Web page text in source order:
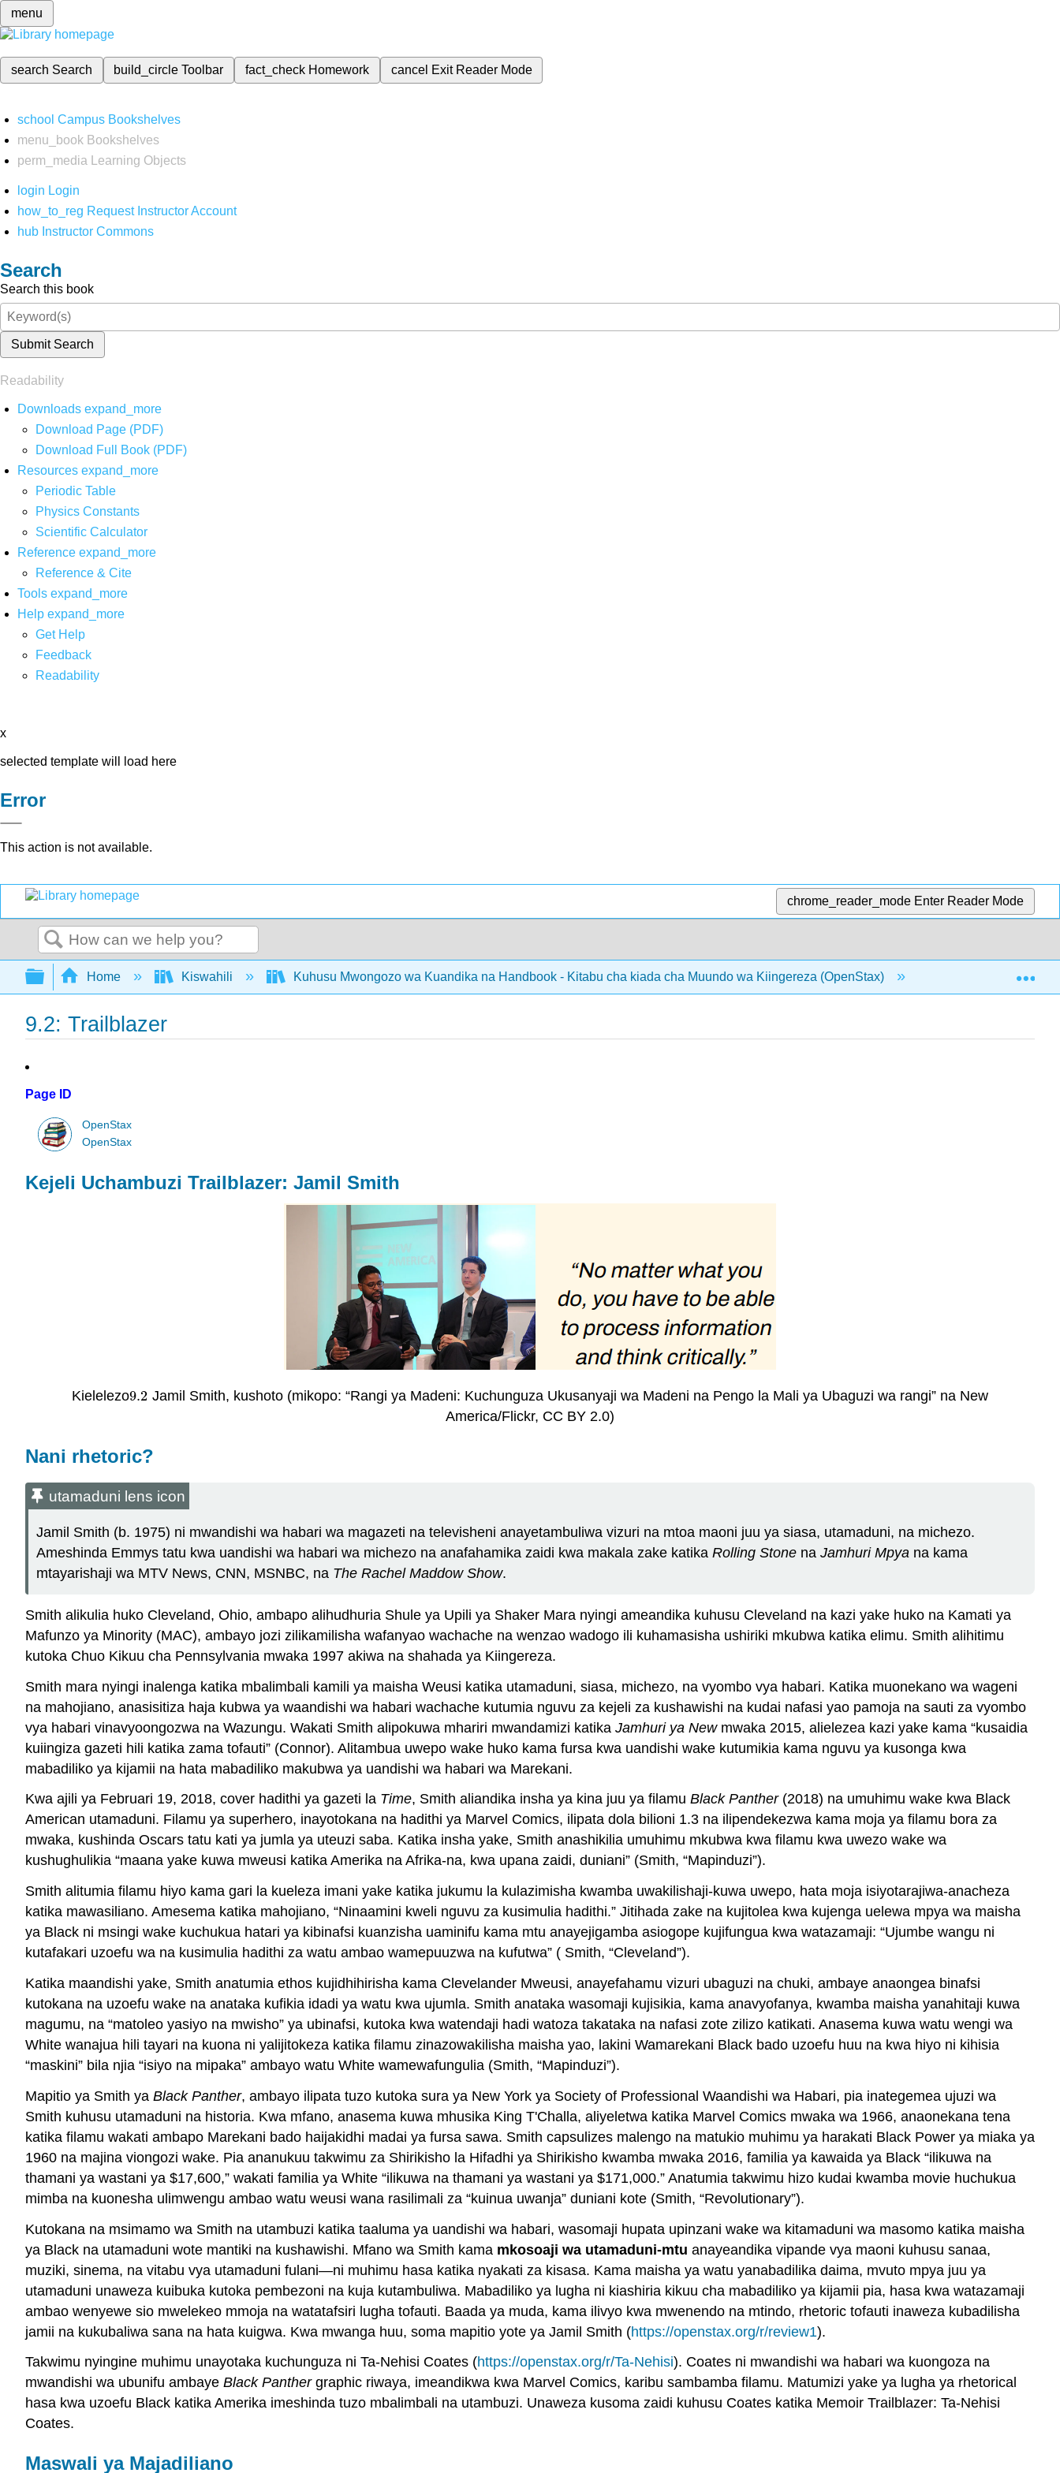
menu
search Search build_circleToolbar fact_check Homework cancel Exit Reader Mode
school Campus Bookshelves
menu_book Bookshelves
perm_media
Learning Objects
login Login
how_to_reg Request Instructor Account
hub Instructor Commons
Search
Search this book
Submit Search
Readability
Downloads expand_more
Download Page (PDF)
Download Full Book (PDF)
Resources expand_more
Periodic Table
Physics Constants
Scientific Calculator
Reference expand_more
Reference & Cite
Tools expand_more
Help expand_more
Get Help
Feedback
Readability
x
selected template will load here
Error
This action is not available.
chrome_reader_mode Enter Reader Mode
Search
Expand/collapse global hierarchy
Home Kiswahili Kuhusu Mwongozo wa Kuandika na Handbook - Kitabu cha kiada cha Muundo wa Kiingereza (OpenStax) 9: Uchambuzi wa
9.2: Trailblazer
Page ID
OpenStax
OpenStax
Kejeli Uchambuzi Trailblazer: Jamil Smith
Kielelezo9.2
9.2 Jamil Smith, kushoto (mikopo: “Rangi ya Madeni: Kuchunguza Ukusanyaji wa Madeni na Pengo la Mali ya Ubaguzi wa rangi” na New
America/Flickr, CC BY 2.0)
Nani rhetoric?
utamaduni lens icon
Jamil Smith (b. 1975) ni mwandishi wa habari wa magazeti na televisheni anayetambuliwa vizuri na mtoa maoni juu ya siasa, utamaduni, na michezo.
Ameshinda Emmys tatu kwa uandishi wa habari wa michezo na anafahamika zaidi kwa makala zake katika Rolling Stone na Jamhuri Mpya na kama
mtayarishaji wa MTV News, CNN, MSNBC, na The Rachel Maddow Show.
Smith alikulia huko Cleveland, Ohio, ambapo alihudhuria Shule ya Upili ya Shaker Mara nyingi ameandika kuhusu Cleveland na kazi yake huko na Kamati ya
Mafunzo ya Minority (MAC), ambayo jozi zilikamilisha wafanyao wachache na wenzao wadogo ili kuhamasisha ushiriki mkubwa katika elimu. Smith alihitimu
kutoka Chuo Kikuu cha Pennsylvania mwaka 1997 akiwa na shahada ya Kiingereza.
Smith mara nyingi inalenga katika mbalimbali kamili ya maisha Weusi katika utamaduni, siasa, michezo, na vyombo vya habari. Katika muonekano wa wageni
na mahojiano, anasisitiza haja kubwa ya waandishi wa habari wachache kutumia nguvu za kejeli za kushawishi na kudai nafasi yao pamoja na sauti za vyombo
vya habari vinavyoongozwa na Wazungu. Wakati Smith alipokuwa mhariri mwandamizi katika Jamhuri ya Newmwaka 2015, alielezea kazi yake kama “kusaidia
kuiingiza gazeti hili katika zama tofauti” (Connor). Alitambua uwepo wake huko kama fursa kwa uandishi wake kutumikia kama nguvu ya kusonga kwa
mabadiliko ya kijamii na hata mabadiliko makubwa ya uandishi wa habari wa Marekani.
Kwa ajili ya Februari 19, 2018, cover hadithi ya gazeti la Time, Smith aliandika insha ya kina juu ya filamu Black Panther(2018) na umuhimu wake kwa Black
American utamaduni. Filamu ya superhero, inayotokana na hadithi ya Marvel Comics, ilipata dola bilioni 1.3 na ilipendekezwa kama moja ya filamu bora za
mwaka, kushinda Oscars tatu kati ya jumla ya uteuzi saba. Katika insha yake, Smith anashikilia umuhimu mkubwa kwa filamu kwa uwezo wake wa
kushughulikia “maana yake kuwa mweusi katika Amerika na Afrika-na, kwa upana zaidi, duniani” (Smith, “Mapinduzi”).
Smith alitumia filamu hiyo kama gari la kueleza imani yake katika jukumu la kulazimisha kwamba uwakilishaji-kuwa uwepo, hata moja isiyotarajiwa-anacheza
katika mawasiliano. Amesema katika mahojiano, “Ninaamini kweli nguvu za kusimulia hadithi.” Jitihada zake na kujitolea kwa kujenga uelewa mpya wa maisha
ya Black ni msingi wake kuchukua hatari ya kibinafsi kuanzisha uaminifu kama mtu anayejigamba asiogope kujifungua kwa watazamaji: “Ujumbe wangu ni
kutafakari uzoefu wa na kusimulia hadithi za watu ambao wamepuuzwa na kufutwa” ( Smith, “Cleveland”).
Katika maandishi yake, Smith anatumia ethos kujidhihirisha kama Clevelander Mweusi, anayefahamu vizuri ubaguzi na chuki, ambaye anaongea binafsi
kutokana na uzoefu wake na anataka kufikia idadi ya watu kwa ujumla. Smith anataka wasomaji kujisikia, kama anavyofanya, kwamba maisha yanahitaji kuwa
magumu, na “matoleo yasiyo na mwisho” ya ubinafsi, kutoka kwa watendaji hadi watoza takataka na nafasi zote zilizo katikati. Anasema kuwa watu wengi wa
White wanajua hili tayari na kuona ni yalijitokeza katika filamu zinazowakilisha maisha yao, lakini Wamarekani Black bado uzoefu huu na kwa hiyo ni kihisia
“maskini” bila njia “isiyo na mipaka” ambayo watu White wamewafungulia (Smith, “Mapinduzi”).
Mapitio ya Smith ya Black Panther, ambayo ilipata tuzo kutoka sura ya New York ya Society of Professional Waandishi wa Habari, pia inategemea ujuzi wa
Smith kuhusu utamaduni na historia. Kwa mfano, anasema kuwa mhusika King T'Challa, aliyeletwa katika Marvel Comics mwaka wa 1966, anaonekana tena
katika filamu wakati ambapo Marekani bado haijakidhi madai ya fursa sawa. Smith capsulizes malengo na matukio muhimu ya harakati Black Power ya miaka ya
1960 na majina viongozi wake. Pia ananukuu takwimu za Shirikisho la Hifadhi ya Shirikisho kwamba mwaka 2016, familia ya kawaida ya Black “ilikuwa na
thamani ya wastani ya $17,600,” wakati familia ya White “ilikuwa na thamani ya wastani ya $171,000.” Anatumia takwimu hizo kudai kwamba movie huchukua
mimba na kuonesha ulimwengu ambao watu weusi wana rasilimali za “kuinua uwanja” duniani kote (Smith, “Revolutionary”).
Kutokana na msimamo wa Smith na utambuzi katika taaluma ya uandishi wa habari, wasomaji hupata upinzani wake wa kitamaduni wa masomo katika maisha
ya Black na utamaduni wote mantiki na kushawishi. Mfano wa Smith kama mkosoaji wa utamaduni-mtu anayeandika vipande vya maoni kuhusu sanaa,
muziki, sinema, na vitabu vya utamaduni fulani—ni muhimu hasa katika nyakati za kisasa. Kama maisha ya watu yanabadilika daima, mvuto mpya juu ya
utamaduni unaweza kuibuka kutoka pembezoni na kuja kutambuliwa. Mabadiliko ya lugha ni kiashiria kikuu cha mabadiliko ya kijamii pia, hasa kwa watazamaji
ambao wenyewe sio mwelekeo mmoja na watatafsiri lugha tofauti. Baada ya muda, kama ilivyo kwa mwenendo na mtindo, rhetoric tofauti inaweza kubadilisha
jamii na kukubaliwa sana na hata kuigwa. Kwa mwanga huu, soma mapitio yote ya Jamil Smith (https://openstax.org/r/review1).
Takwimu nyingine muhimu unayotaka kuchunguza ni Ta-Nehisi Coates (https://openstax.org/r/Ta-Nehisi). Coates ni mwandishi wa habari wa kuongoza na
mwandishi wa ubunifu ambaye Black Panthergraphic riwaya, imeandikwa kwa Marvel Comics, karibu sambamba filamu. Matumizi yake ya lugha ya rhetorical
hasa kwa uzoefu Black katika Amerika imeshinda tuzo mbalimbali na utambuzi. Unaweza kusoma zaidi kuhusu Coates katika Memoir Trailblazer: Ta-Nehisi
Coates.
Maswali ya Majadiliano